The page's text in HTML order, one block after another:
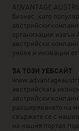
ADVANTAGE
бизнес, като
австрийски
организации извън
австрийски
умове и иновации
ЗА ТОЗИ УЕБСАЙТ
австрийската
австрийски
разширяването на
свържете се с
на нашия портал